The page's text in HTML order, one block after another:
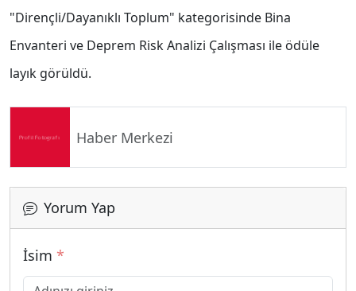
"Dirençli/Dayanıklı Toplum" kategorisinde Bina
Envanteri ve Deprem Risk Analizi Çalışması ile ödüle
layık görüldü.
Haber Merkezi
Yorum Yap
İsim *